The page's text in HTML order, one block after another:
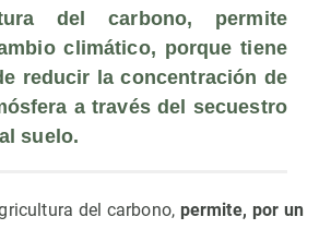
del carbono, permite
climático, porque tiene
reducir la concentración de
a través del secuestro
suelo.
del carbono, permite, por un